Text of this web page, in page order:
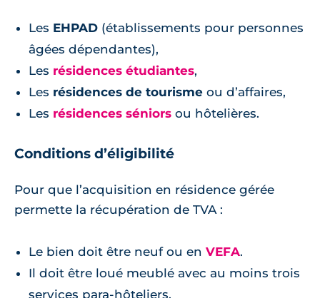
Les EHPAD (établissements pour personnes
âgées dépendantes),
Les résidences étudiantes,
Les résidences de tourisme ou d’affaires,
Les résidences séniors ou hôtelières.
Conditions d’éligibilité
Pour que l’acquisition en résidence gérée
permette la récupération de TVA :
Le bien doit être neuf ou en VEFA.
Il doit être loué meublé avec au moins trois
services para-hôteliers.